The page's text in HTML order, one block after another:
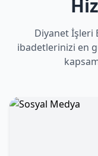
Diyanet İşleri
ibadetlerinizi en